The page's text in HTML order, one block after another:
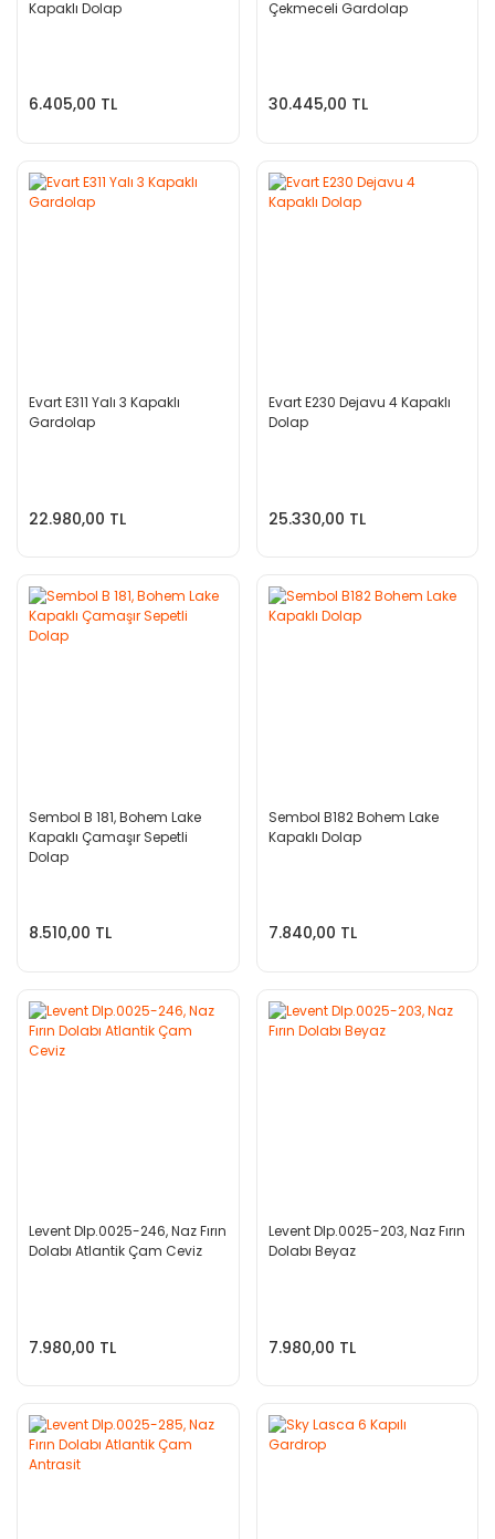
Kapaklı Dolap
6.405,00 TL
Çekmeceli Gardolap
30.445,00 TL
Evart E311 Yalı 3 Kapaklı
Gardolap
22.980,00 TL
Evart E230 Dejavu 4 Kapaklı
Dolap
25.330,00 TL
Sembol B 181, Bohem Lake
Kapaklı Çamaşır Sepetli
Dolap
8.510,00 TL
Sembol B182 Bohem Lake
Kapaklı Dolap
7.840,00 TL
Levent Dlp.0025-246, Naz Fırın
Dolabı Atlantik Çam Ceviz
7.980,00 TL
Levent Dlp.0025-203, Naz Fırın
Dolabı Beyaz
7.980,00 TL